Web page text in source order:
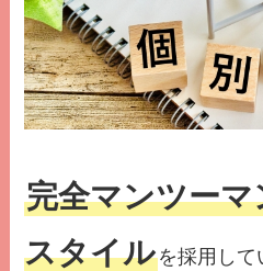
完全マンツー
スタイルを採用して